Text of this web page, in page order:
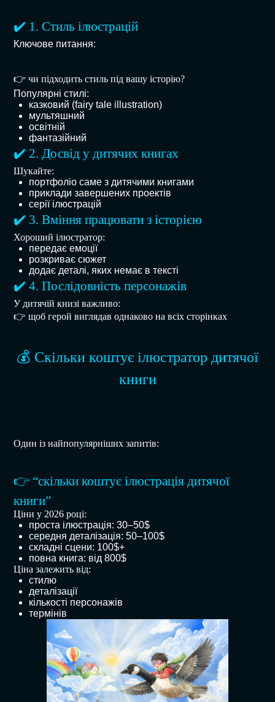
✔️ 1. Стиль ілюстрацій
Ключове питання:
👉 чи підходить стиль під вашу історію?
Популярні стилі:
казковий (fairy tale illustration)
мультяшний
освітній
фантазійний
✔️ 2. Досвід у дитячих книгах
Шукайте:
портфоліо саме з дитячими книгами
приклади завершених проектів
серії ілюстрацій
✔️ 3. Вміння працювати з історією
Хороший ілюстратор:
передає емоції
розкриває сюжет
додає деталі, яких немає в тексті
✔️ 4. Послідовність персонажів
У дитячій книзі важливо:
👉 щоб герой виглядав однаково на всіх сторінках
💰 Скільки коштує ілюстратор дитячої
книги
Один із найпопулярніших запитів:
👉 “скільки коштує ілюстрація дитячої
книги”
Ціни у 2026 році:
проста ілюстрація: 30–50$
середня деталізація: 50–100$
складні сцени: 100$+
повна книга: від 800$
Ціна залежить від:
стилю
деталізації
кількості персонажів
термінів